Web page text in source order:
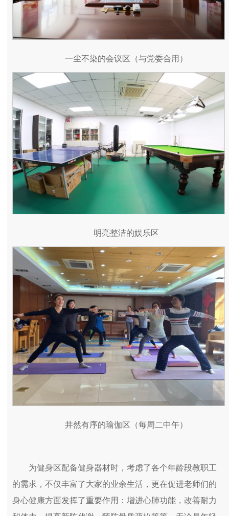
一尘不染的会议区（与党委合用）
明亮整洁的娱乐区
井然有序的瑜伽区（每周二中午）
为健身区配备健身器材时，考虑了各个年龄段教职工
的需求，不仅丰富了大家的业余生活，更在促进老师们的
身心健康方面发挥了重要作用：增进心肺功能，改善耐力